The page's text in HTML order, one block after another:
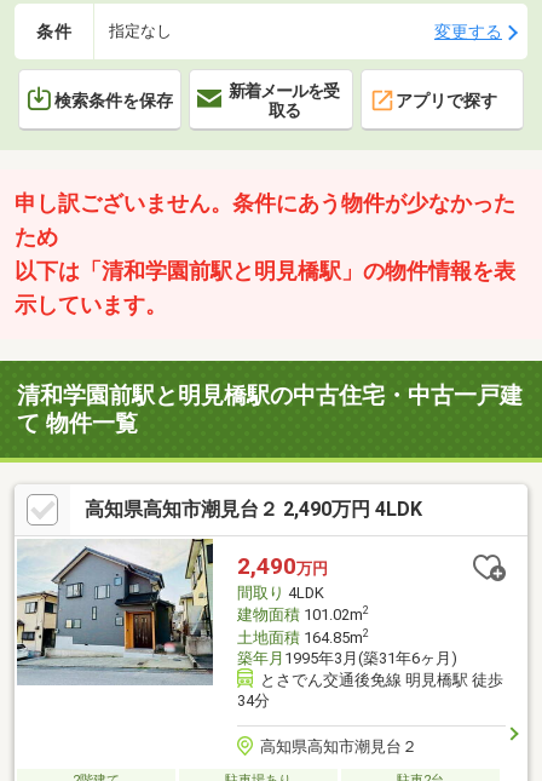
条件 指定なし 変更する
検索条件を保存
新着メールを受
取る
アプリで探す
申し訳ございません。条件にあう物件が少なかった
ため
以下は「清和学園前駅と明見橋駅」の物件情報を表
示しています。
清和学園前駅と明見橋駅の中古住宅・中古一戸建
て 物件一覧
高知県高知市潮見台２ 2,490万円 4LDK
2,490万円
間取り 4LDK
建物面積101.02m2
土地面積164.85m2
築年月 1995年3月(築31年6ヶ月)
とさでん交通後免線 明見橋駅 徒歩
34分
高知県高知市潮見台２